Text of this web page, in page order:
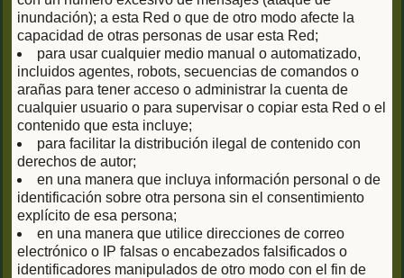
inundación); a esta Red o que de otro modo afecte la
capacidad de otras personas de usar esta Red;
para usar cualquier medio manual o automatizado,
incluidos agentes, robots, secuencias de comandos o
arañas para tener acceso o administrar la cuenta de
cualquier usuario o para supervisar o copiar esta Red o el
contenido que esta incluye;
para facilitar la distribución ilegal de contenido con
derechos de autor;
en una manera que incluya información personal o de
identificación sobre otra persona sin el consentimiento
explícito de esa persona;
en una manera que utilice direcciones de correo
electrónico o IP falsas o encabezados falsificados o
identificadores manipulados de otro modo con el fin de